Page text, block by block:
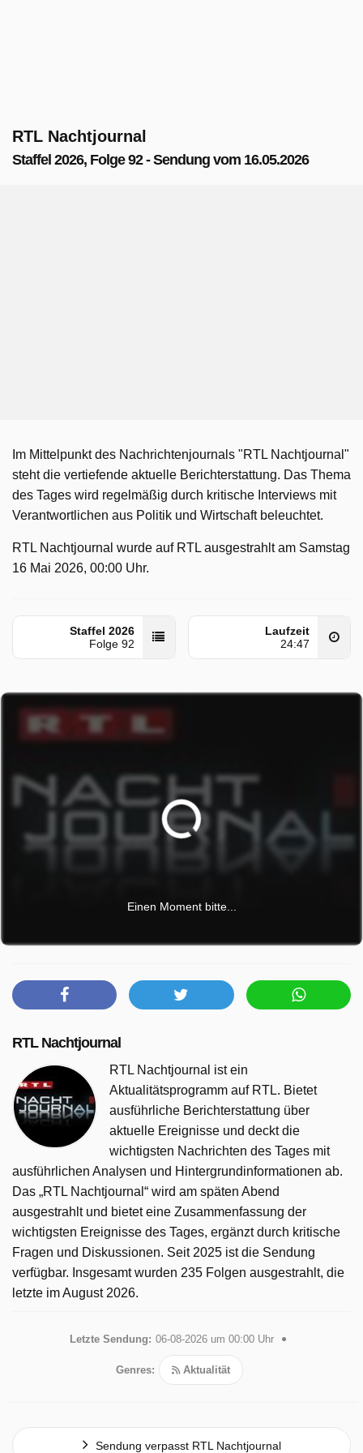
RTL Nachtjournal
Staffel 2026, Folge 92 - Sendung vom 16.05.2026
Im Mittelpunkt des Nachrichtenjournals "RTL Nachtjournal"
steht die vertiefende aktuelle Berichterstattung. Das Thema
des Tages wird regelmäßig durch kritische Interviews mit
Verantwortlichen aus Politik und Wirtschaft beleuchtet.
RTL Nachtjournal wurde auf RTL ausgestrahlt am Samstag
16 Mai 2026, 00:00 Uhr.
Staffel 2026
Folge 92
Laufzeit
24:47
Einen Moment bitte...
RTL Nachtjournal
RTL Nachtjournal ist ein
Aktualitätsprogramm auf RTL. Bietet
ausführliche Berichterstattung über
aktuelle Ereignisse und deckt die
wichtigsten Nachrichten des Tages mit
ausführlichen Analysen und Hintergrundinformationen ab.
Das „RTL Nachtjournal“ wird am späten Abend
ausgestrahlt und bietet eine Zusammenfassung der
wichtigsten Ereignisse des Tages, ergänzt durch kritische
Fragen und Diskussionen. Seit 2025 ist die Sendung
verfügbar. Insgesamt wurden 235 Folgen ausgestrahlt, die
letzte im August 2026.
Letzte Sendung: 06-08-2026 um 00:00 Uhr
Genres: Aktualität
Sendung verpasst RTL Nachtjournal